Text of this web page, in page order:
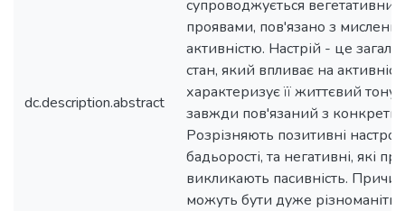
dc.description.abstract
супроводжується
проявами, пов'язано з
активністю. Настрій - це
стан, який впливає на
характеризує її життєвий
завжди пов'язаний з
Розрізняють позитивні
бадьорості, та негативні, які
викликають пасивність.
можуть бути дуже